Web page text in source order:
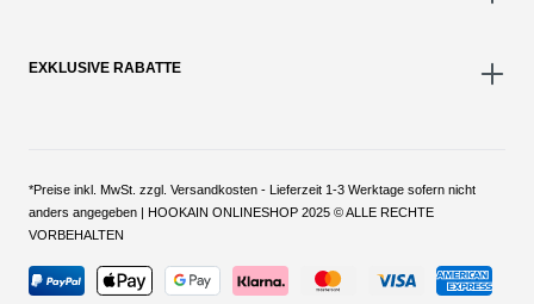
EXKLUSIVE RABATTE
*Preise inkl. MwSt. zzgl. Versandkosten - Lieferzeit 1-3 Werktage sofern nicht
anders angegeben | HOOKAIN ONLINESHOP 2025 © ALLE RECHTE
VORBEHALTEN